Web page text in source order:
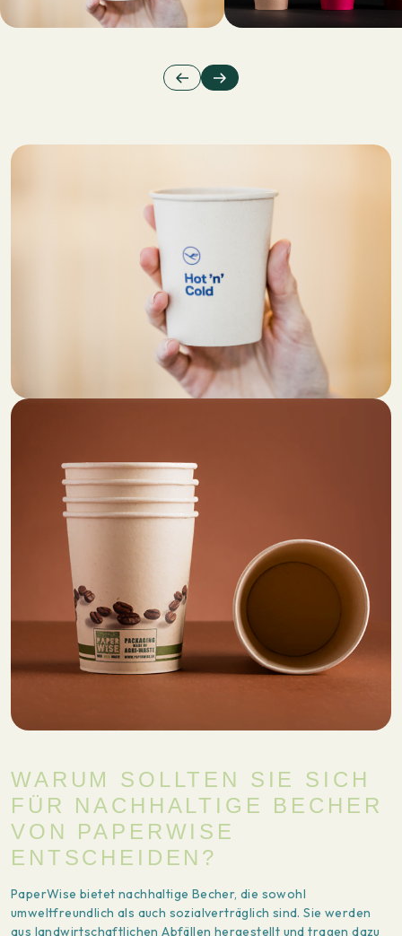
WARUM SOLLTEN SIE SICH
FÜR NACHHALTIGE BECHER
VON PAPERWISE
ENTSCHEIDEN?
PaperWise bietet nachhaltige Becher, die sowohl
umweltfreundlich als auch sozialverträglich sind. Sie werden
aus landwirtschaftlichen Abfällen hergestellt und tragen dazu